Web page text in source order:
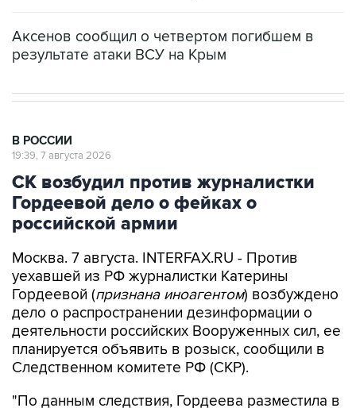
Аксенов сообщил о четвертом погибшем в
результате атаки ВСУ на Крым
В РОССИИ
19:39, 7 августа 2026
СК возбудил против журналистки
Гордеевой дело о фейках о
российской армии
Москва. 7 августа. INTERFAX.RU - Против
уехавшей из РФ журналистки Катерины
Гордеевой (признана иноагентом) возбуждено
дело о распространении дезинформации о
деятельности российских Вооруженных сил, ее
планируется объявить в розыск, сообщили в
Следственном комитете РФ (СКР).
"По данным следствия, Гордеева разместила в